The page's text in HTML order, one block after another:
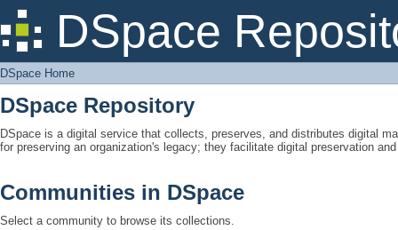
DSpace
DSpace Home
DSpace Home
DSpace Repository
DSpace is a digital service that collects, preserves, and distributes digital
for preserving an organization's legacy; they facilitate digital preservation
Communities in DSpace
Select a community to browse its collections.